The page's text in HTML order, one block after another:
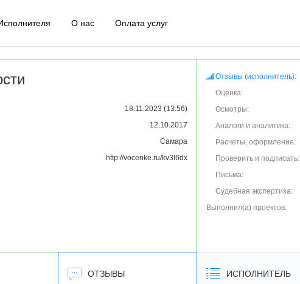
О нас Оплата услуг
18.11.2023 (13:56)
12.10.2017
Самара
http://vocenke.ru/kv3l6dx
Отзывы (исполнитель):
Оценка:
Осмотры:
Аналоги и аналитика:
Расчеты, оформление:
Проверить и подписать:
Письма:
Судебная экспертиза:
Выполнил(а) проектов:
ОТЗЫВЫ ИСПОЛНИТЕЛЬ